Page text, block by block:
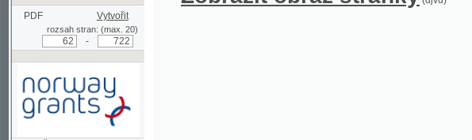
rozsah stran: (max. 20)
Podpořeno grantem z Norska
prostřednictvím Norského